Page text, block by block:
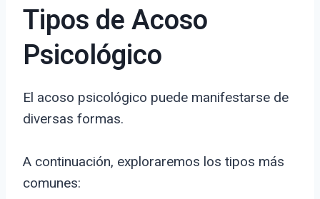
Tipos de Acoso
Psicológico
El acoso psicológico puede manifestarse de
diversas formas.
A continuación, exploraremos los tipos más
comunes: